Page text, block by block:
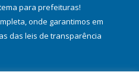
para prefeituras!
onde garantimos em
das leis de transparência